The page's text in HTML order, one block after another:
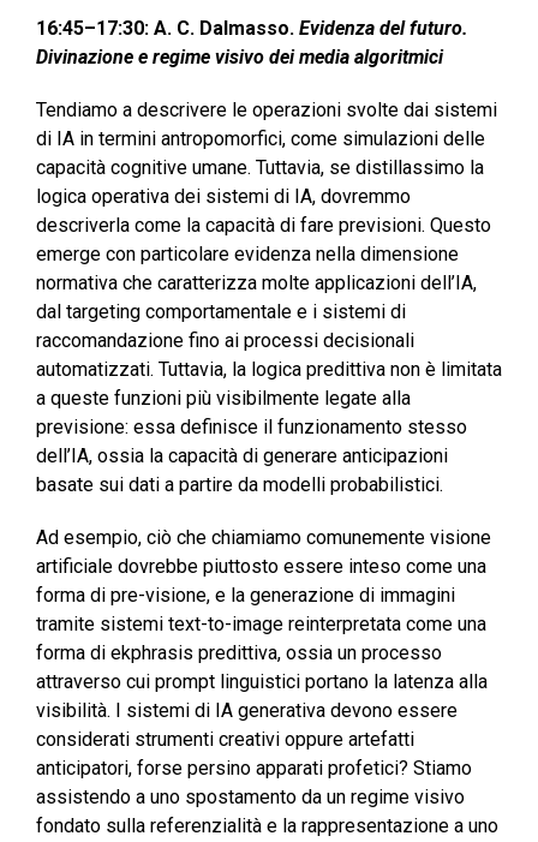
16:45–17:30: A. C. Dalmasso. Evidenza del futuro.
Divinazione e regime visivo dei media algoritmici
Tendiamo a descrivere le operazioni svolte dai sistemi
di IA in termini antropomorfici, come simulazioni delle
capacità cognitive umane. Tuttavia, se distillassimo la
logica operativa dei sistemi di IA, dovremmo
descriverla come la capacità di fare previsioni. Questo
emerge con particolare evidenza nella dimensione
normativa che caratterizza molte applicazioni dell’IA,
dal targeting comportamentale e i sistemi di
raccomandazione fino ai processi decisionali
automatizzati. Tuttavia, la logica predittiva non è limitata
a queste funzioni più visibilmente legate alla
previsione: essa definisce il funzionamento stesso
dell’IA, ossia la capacità di generare anticipazioni
basate sui dati a partire da modelli probabilistici.
Ad esempio, ciò che chiamiamo comunemente visione
artificiale dovrebbe piuttosto essere inteso come una
forma di pre-visione, e la generazione di immagini
tramite sistemi text-to-image reinterpretata come una
forma di ekphrasis predittiva, ossia un processo
attraverso cui prompt linguistici portano la latenza alla
visibilità. I sistemi di IA generativa devono essere
considerati strumenti creativi oppure artefatti
anticipatori, forse persino apparati profetici? Stiamo
assistendo a uno spostamento da un regime visivo
fondato sulla referenzialità e la rappresentazione a uno